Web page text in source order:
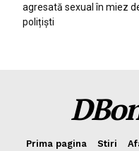
agresată sexual în miez
polițiști
Prima pagina Stiri